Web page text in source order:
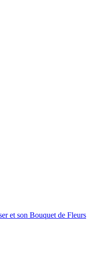
et son Bouquet de Fleurs